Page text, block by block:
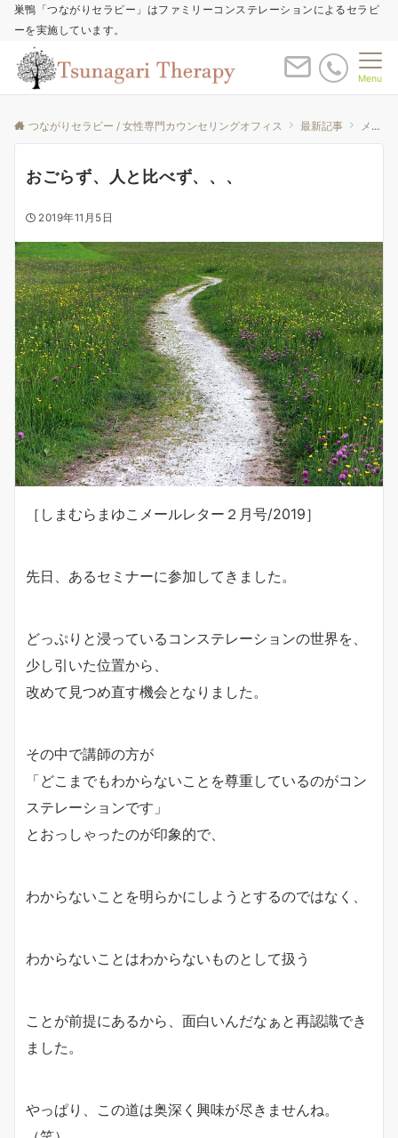
巣鴨「つながりセラピー」はファミリーコンステレーションによるセラピ
ーを実施しています。
Menu
つながりセラピー / 女性専門カウンセリングオフィス 最新記事 メールレターバックナンバー
おごらず、人と比べず、、、
2019年11月5日
［しまむらまゆこメールレター２月号/2019］
先日、あるセミナーに参加してきました。
どっぷりと浸っているコンステレーションの世界を、
少し引いた位置から、
改めて見つめ直す機会となりました。
その中で講師の方が
「どこまでもわからないことを尊重しているのがコン
ステレーションです」
とおっしゃったのが印象的で、
わからないことを明らかにしようとするのではなく、
わからないことはわからないものとして扱う
ことが前提にあるから、面白いんだなぁと再認識でき
ました。
やっぱり、この道は奥深く興味が尽きませんね。